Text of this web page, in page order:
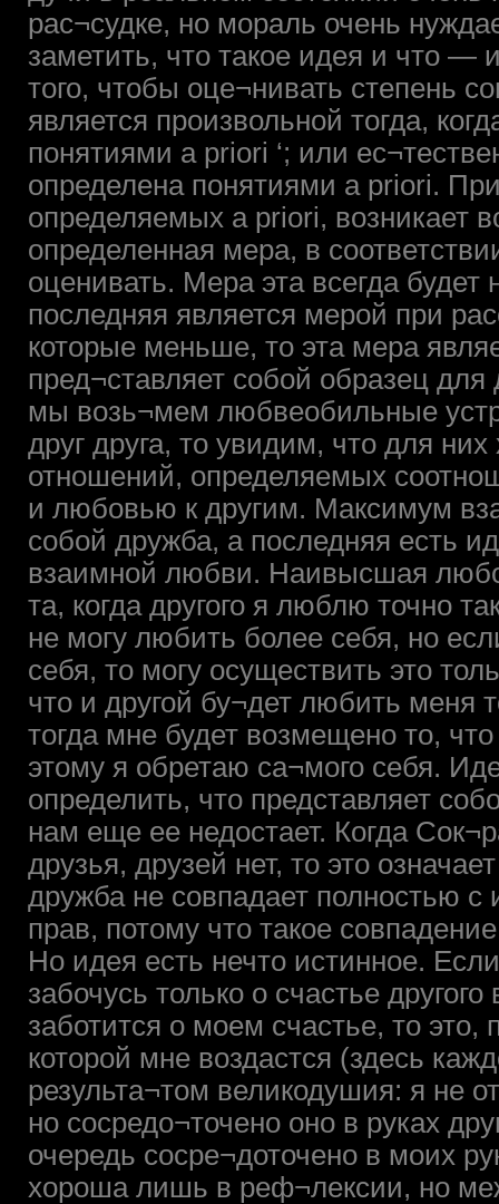
рас¬судке, но мораль очень
заметить, что такое идея и что —
того, чтобы оце¬нивать степень
является произвольной тогда,
понятиями a priori ‘; или
определена понятиями a priori.
определяемых a priori, возникает
определенная мера, в
оценивать. Мера эта всегда
последняя является мерой при
которые меньше, то эта мера
пред¬ставляет собой образец
мы возь¬мем любвеобильные
друг друга, то увидим, что для
отношений, определяемых
и любовью к другим. Максимум
собой дружба, а последняя есть
взаимной любви. Наивысшая
та, когда другого я люблю точно
не могу любить более себя, но
себя, то могу осуществить это
что и другой бу¬дет любить меня
тогда мне будет возмещено то,
этому я обретаю са¬мого себя.
определить, что представляет
нам еще ее недостает. Когда
друзья, друзей нет, то это
дружба не совпадает полностью
прав, потому что такое
Но идея есть нечто истинное.
забочусь только о счастье
заботится о моем счастье, то
которой мне воздастся (здесь
результа¬том великодушия: я не
но сосредо¬точено оно в руках
очередь сосре¬доточено в моих
хороша лишь в реф¬лексии, но